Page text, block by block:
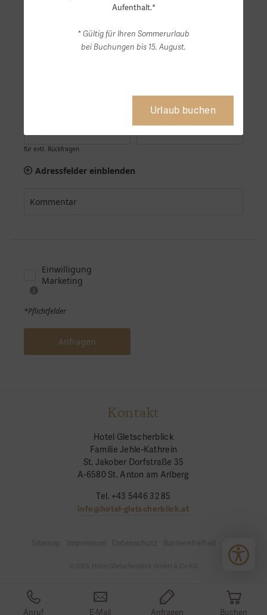
Aufenthalt.*
* Gültig für Ihren Sommerurlaub
bei Buchungen bis 15. August.
Urlaub buchen
Kontakt
Hotel Gletscherblick
Familie Jehle-Kathrein
St. Jakober Dorfstraße 35
A-6580 St. Anton am Arlberg
Tel. +43 5446 32 85
info@hotel-gletscherblick.at
Login
Anruf E-Mail Anfragen Buchen